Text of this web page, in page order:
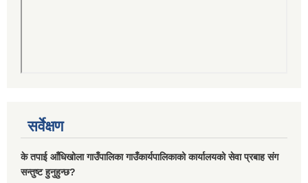
सर्वेक्षण
के तपाई आँधिखोला गाउँपालिका गाउँकार्यपालिकाको कार्यालयको सेवा प्रबाह संग
सन्तुष्ट हुनुहुन्छ?